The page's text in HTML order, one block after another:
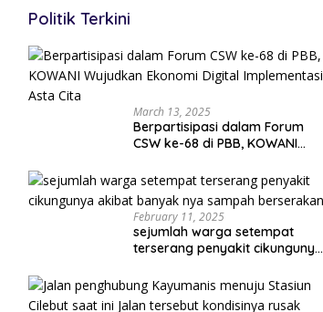
Politik Terkini
March 13, 2025
Berpartisipasi dalam Forum
CSW ke-68 di PBB, KOWANI
Implementasi Asta Cita
February 11, 2025
sejumlah warga setempat
terserang penyakit cikungunya
berserakan